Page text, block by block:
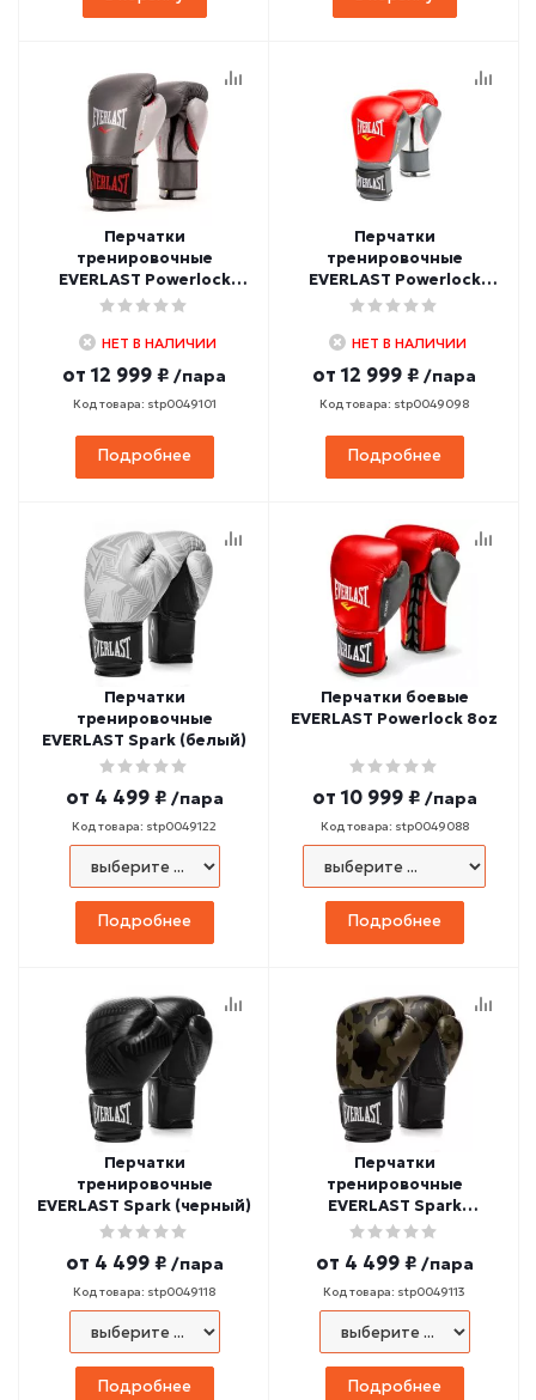
Перчатки
тренировочные
EVERLAST Powerlock
(серо-красный)
НЕТ В НАЛИЧИИ
от 12 999 ₽ /пара
Код товара: stp0049101
Подробнее
Перчатки
тренировочные
EVERLAST Powerlock
(красно-серый)
НЕТ В НАЛИЧИИ
от 12 999 ₽ /пара
Код товара: stp0049098
Подробнее
Перчатки
тренировочные
EVERLAST Spark (белый)
от 4 499 ₽ /пара
Код товара: stp0049122
Подробнее
Перчатки боевые
EVERLAST Powerlock 8oz
от 10 999 ₽ /пара
Код товара: stp0049088
Подробнее
Перчатки
тренировочные
EVERLAST Spark (черный)
от 4 499 ₽ /пара
Код товара: stp0049118
Подробнее
Перчатки
тренировочные
EVERLAST Spark
(камуфляж)
от 4 499 ₽ /пара
Код товара: stp0049113
Подробнее